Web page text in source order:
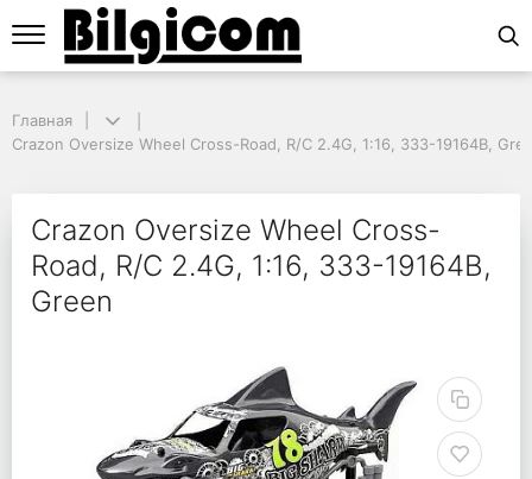
Crazon Oversize Wheel Cross-Road, R/C 2.4G, 1:16, 333-19164B, Green
Crazon Oversize
Главная
Crazon Oversize Wheel Cross-Road, R/C 2.4G, 1:16, 333-19164B,
Crazon Oversize Wheel Cross-
Road, R/C 2.4G, 1:16, 333-19164B,
Green